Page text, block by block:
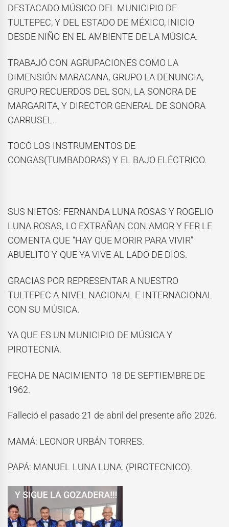
DESTACADO MÚSICO DEL MUNICIPIO DE
TULTEPEC, Y DEL ESTADO DE MÉXICO, INICIO
DESDE NIÑO EN EL AMBIENTE DE LA MÚSICA.
TRABAJÓ CON AGRUPACIONES COMO LA
DIMENSIÓN MARACANA, GRUPO LA DENUNCIA,
GRUPO RECUERDOS DEL SON, LA SONORA DE
MARGARITA, Y DIRECTOR GENERAL DE SONORA
CARRUSEL.
TOCÓ LOS INSTRUMENTOS DE
CONGAS(TUMBADORAS) Y EL BAJO ELÉCTRICO.
SUS NIETOS: FERNANDA LUNA ROSAS Y ROGELIO
LUNA ROSAS, LO EXTRAÑAN CON AMOR Y FER LE
COMENTA QUE “HAY QUE MORIR PARA VIVIR”
ABUELITO Y QUE YA VIVE AL LADO DE DIOS.
GRACIAS POR REPRESENTAR A NUESTRO
TULTEPEC A NIVEL NACIONAL E INTERNACIONAL
CON SU MÚSICA.
YA QUE ES UN MUNICIPIO DE MÚSICA Y
PIROTECNIA.
FECHA DE NACIMIENTO 18 DE SEPTIEMBRE DE
1962.
Falleció el pasado 21 de abril del presente año 2026.
MAMÁ: LEONOR URBÁN TORRES.
PAPÁ: MANUEL LUNA LUNA. (PIROTECNICO).